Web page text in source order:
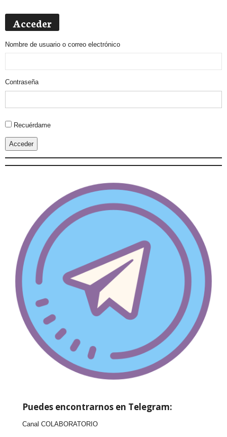
Acceder
Nombre de usuario o correo electrónico
Contraseña
Alternative:
Recuérdame
Acceder
Puedes encontrarnos en Telegram:
Canal COLABORATORIO